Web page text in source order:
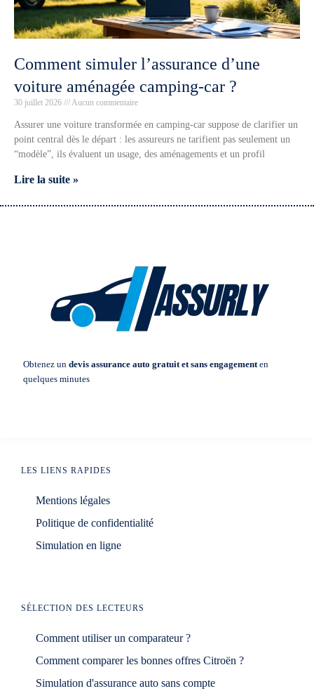
Comment simuler l’assurance d’une
voiture aménagée camping-car ?
30 juillet 2026 Aucun commentaire
Assurer une voiture transformée en camping-car suppose de clarifier un
point central dès le départ : les assureurs ne tarifient pas seulement un
“modèle”, ils évaluent un usage, des aménagements et un profil
Lire la suite »
SÉLECTION DES LECTEURS
Comment utiliser un comparateur ?
Comment comparer les bonnes offres Citroën ?
Simulation d'assurance auto sans compte
LES LIENS RAPIDES
Mentions légales
Politique de confidentialité
Simulation en ligne
Obtenez un devis assurance auto gratuit et sans engagementen
quelques minutes